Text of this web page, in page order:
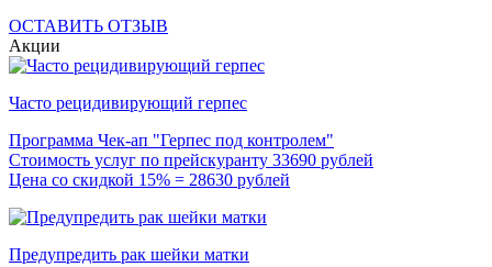
ОСТАВИТЬ ОТЗЫВ
Акции
Часто рецидивирующий герпес
Программа Чек-ап "Герпес под контролем"
Стоимость услуг по прейскуранту 33690 рублей
Цена со скидкой 15% = 28630 рублей
Предупредить рак шейки матки